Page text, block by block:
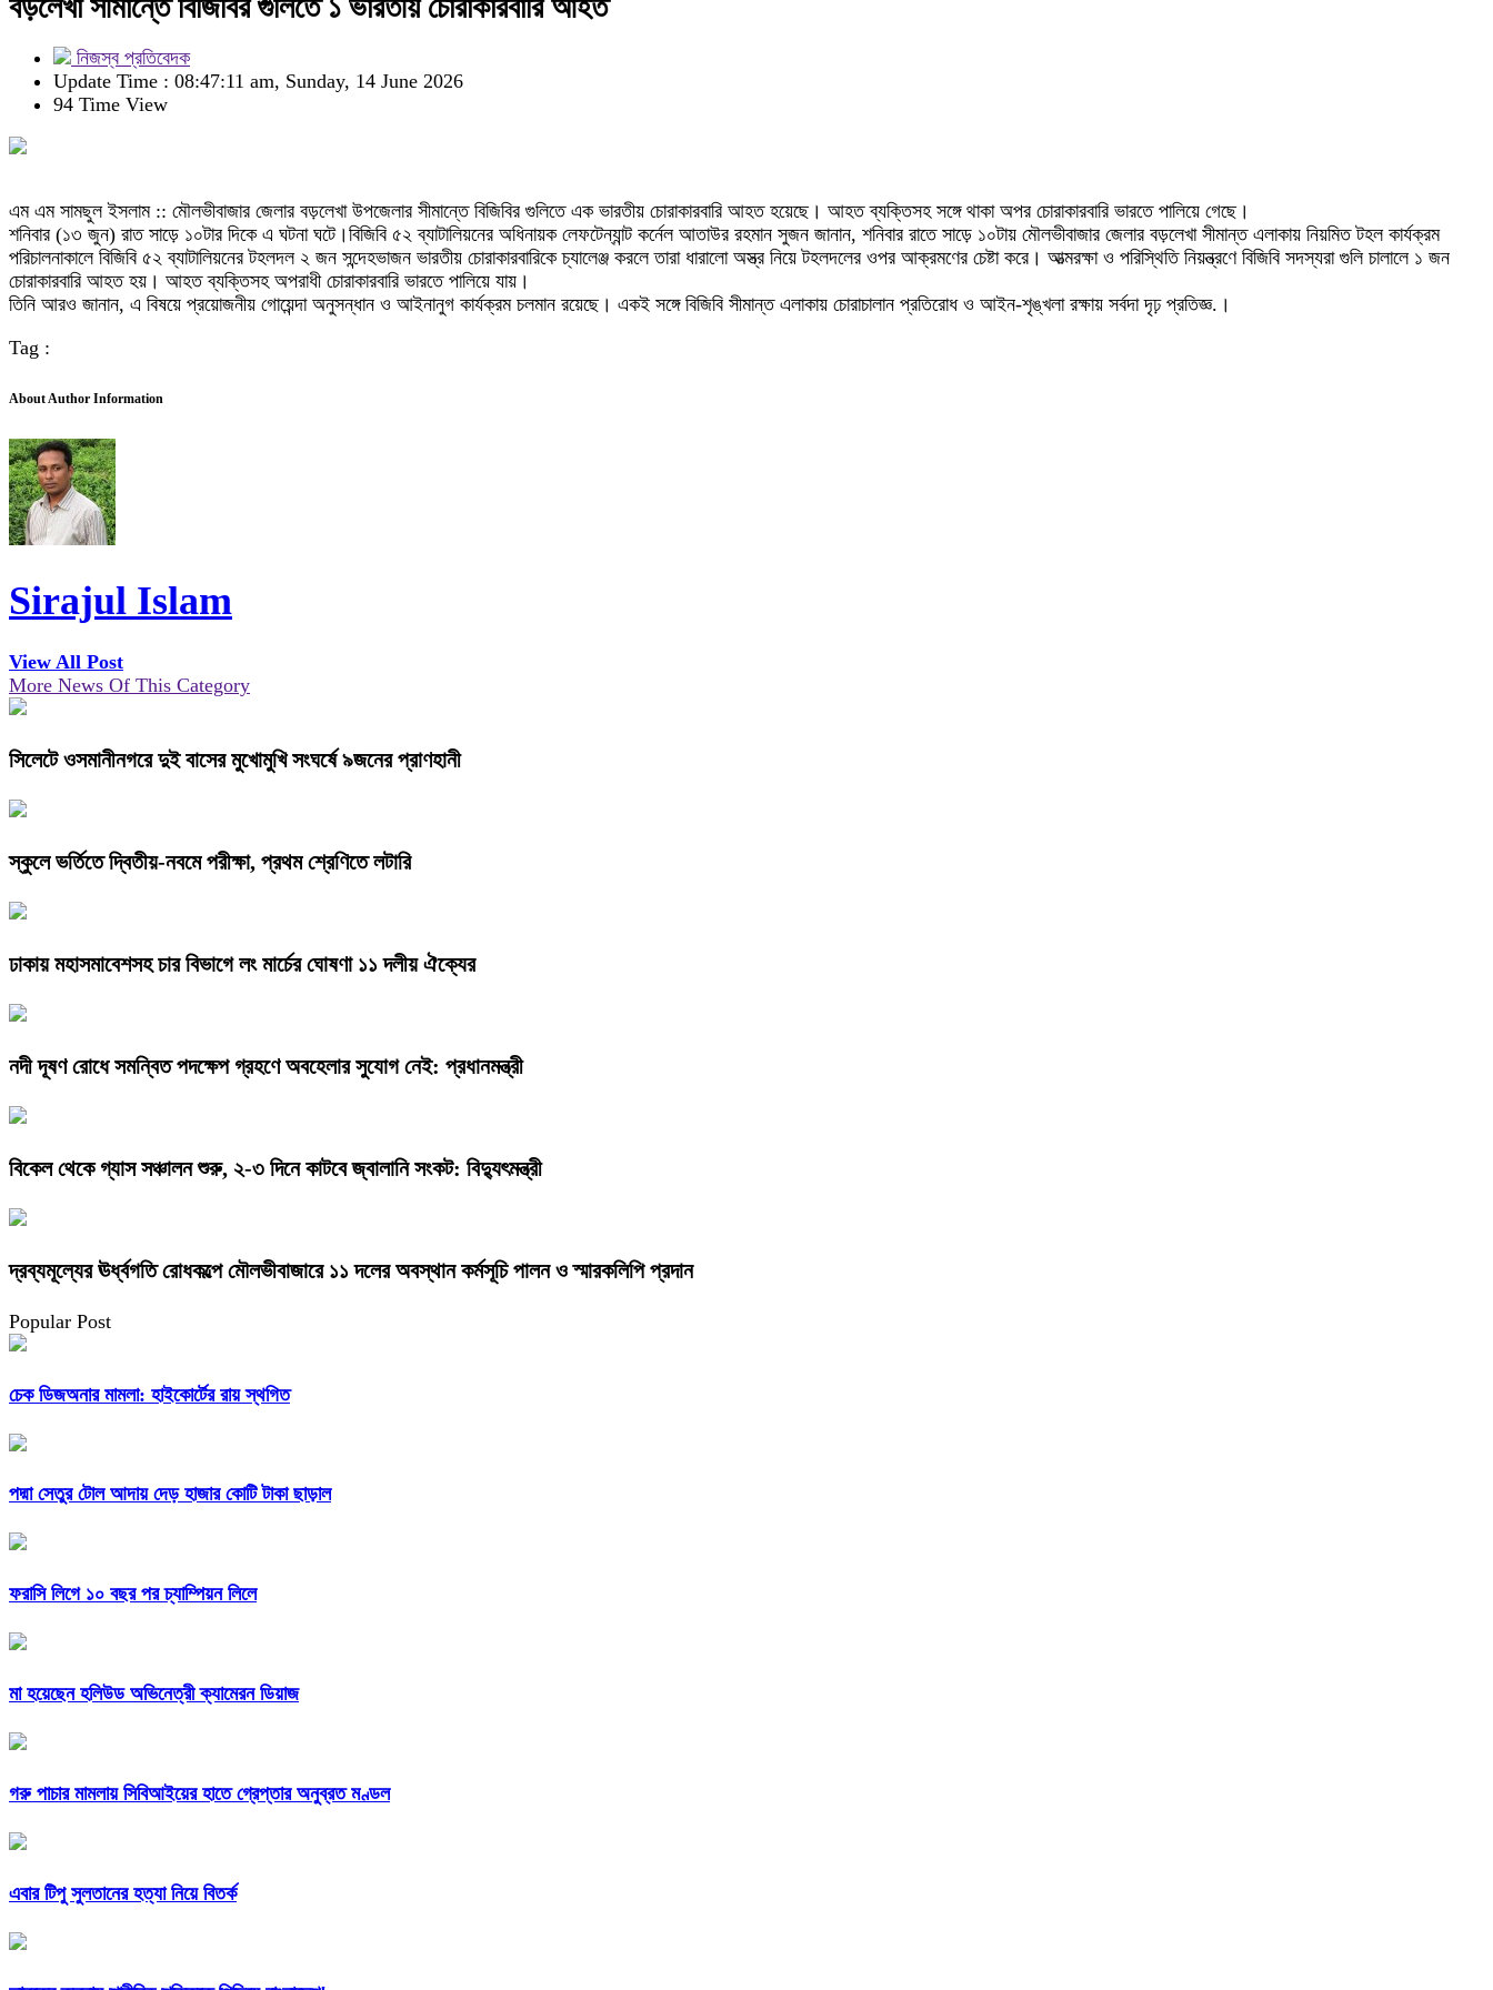
বড়লেখা সীমান্তে বিজিবির গুলিতে ১ ভারতীয় চোরাকারবারি আহত
নিজস্ব প্রতিবেদক
Update Time : 08:47:11 am, Sunday, 14 June 2026
94 Time View
এম এম সামছুল ইসলাম :: মৌলভীবাজার জেলার বড়লেখা উপজেলার সীমান্তে বিজিবির গুলিতে এক ভারতীয় চোরাকারবারি আহত হয়েছে। আহত ব্যক্তিসহ সঙ্গে থাকা অপর চোরাকারবারি ভারতে পালিয়ে গেছে।
শনিবার (১৩ জুন) রাত সাড়ে ১০টার দিকে এ ঘটনা ঘটে।বিজিবি ৫২ ব্যাটালিয়নের অধিনায়ক লেফটেন্যান্ট কর্নেল আতাউর রহমান সুজন জানান, শনিবার রাতে সাড়ে ১০টায় মৌলভীবাজার জেলার বড়লেখা সীমান্ত এলাকায় নিয়মিত টহল কার্যক্রম
পরিচালনাকালে বিজিবি ৫২ ব্যাটালিয়নের টহলদল ২ জন সন্দেহভাজন ভারতীয় চোরাকারবারিকে চ্যালেঞ্জ করলে তারা ধারালো অস্ত্র নিয়ে টহলদলের ওপর আক্রমণের চেষ্টা করে। আত্মরক্ষা ও পরিস্থিতি নিয়ন্ত্রণে বিজিবি সদস্যরা গুলি চালালে ১ জন
চোরাকারবারি আহত হয়। আহত ব্যক্তিসহ অপরাধী চোরাকারবারি ভারতে পালিয়ে যায়।
তিনি আরও জানান, এ বিষয়ে প্রয়োজনীয় গোয়েন্দা অনুসন্ধান ও আইনানুগ কার্যক্রম চলমান রয়েছে। একই সঙ্গে বিজিবি সীমান্ত এলাকায় চোরাচালান প্রতিরোধ ও আইন-শৃঙ্খলা রক্ষায় সর্বদা দৃঢ় প্রতিজ্ঞ.।
Tag :
About Author Information
Sirajul Islam
View All Post
More News Of This Category
সিলেটে ওসমানীনগরে দুই বাসের মুখোমুখি সংঘর্ষে ৯জনের প্রাণহানী
স্কুলে ভর্তিতে দ্বিতীয়-নবমে পরীক্ষা, প্রথম শ্রেণিতে লটারি
ঢাকায় মহাসমাবেশসহ চার বিভাগে লং মার্চের ঘোষণা ১১ দলীয় ঐক্যের
নদী দূষণ রোধে সমন্বিত পদক্ষেপ গ্রহণে অবহেলার সুযোগ নেই: প্রধানমন্ত্রী
বিকেল থেকে গ্যাস সঞ্চালন শুরু, ২-৩ দিনে কাটবে জ্বালানি সংকট: বিদ্যুৎমন্ত্রী
দ্রব্যমূল্যের ঊর্ধ্বগতি রোধকল্পে মৌলভীবাজারে ১১ দলের অবস্থান কর্মসূচি পালন ও স্মারকলিপি প্রদান
Popular Post
চেক ডিজঅনার মামলা: হাইকোর্টের রায় স্থগিত
পদ্মা সেতুর টোল আদায় দেড় হাজার কোটি টাকা ছাড়াল
ফরাসি লিগে ১০ বছর পর চ্যাম্পিয়ন লিলে
মা হয়েছেন হলিউড অভিনেত্রী ক্যামেরন ডিয়াজ
গরু পাচার মামলায় সিবিআইয়ের হাতে গ্রেপ্তার অনুব্রত মণ্ডল
এবার টিপু সুলতানের হত্যা নিয়ে বিতর্ক